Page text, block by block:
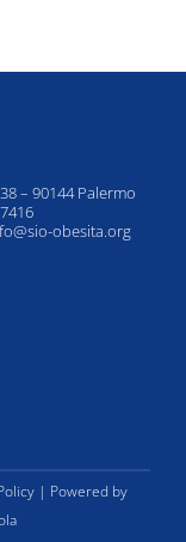
– 90144 Palermo
obesita.org
| Powered by